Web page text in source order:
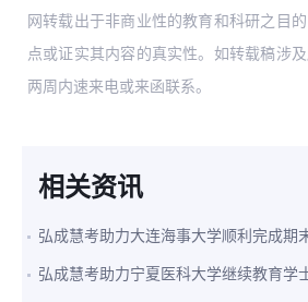
网转载出于非商业性的教育和科研之目
点或证实其内容的真实性。如转载稿涉
两周内速来电或来函联系。
相关资讯
弘成慧考助力大连海事大学顺利完成期
弘成慧考助力宁夏医科大学继续教育学